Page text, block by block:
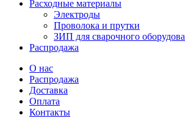
Расходные материалы
Электроды
Проволока и прутки
ЗИП для сварочного
Распродажа
О нас
Распродажа
Доставка
Оплата
Контакты